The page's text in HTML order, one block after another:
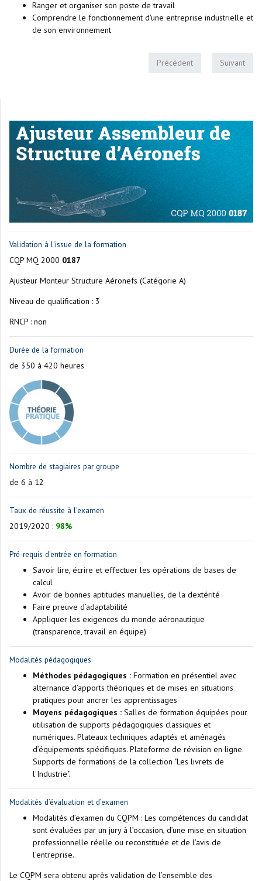
Ranger et organiser son poste de travail
Comprendre le fonctionnement d'une entreprise industrielle et
de son environnement
Précédent Suivant
Validation à l'issue de la formation
CQP MQ 2000 0187
Ajusteur Monteur Structure Aéronefs (Catégorie A)
Niveau de qualification : 3
RNCP : non
Durée de la formation
de 350 à 420 heures
Nombre de stagiaires par groupe
de 6 à 12
Taux de réussite à l'examen
2019/2020 : 98%
Pré-requis d'entrée en formation
Savoir lire, écrire et effectuer les opérations de bases de
calcul
Avoir de bonnes aptitudes manuelles, de la dextérité
Faire preuve d’adaptabilité
Appliquer les exigences du monde aéronautique
(transparence, travail en équipe)
Modalités pédagogiques
Méthodes pédagogiques : Formation en présentiel avec
alternance d’apports théoriques et de mises en situations
pratiques pour ancrer les apprentissages
Moyens pédagogiques : Salles de formation équipées pour
utilisation de supports pédagogiques classiques et
numériques. Plateaux techniques adaptés et aménagés
d’équipements spécifiques. Plateforme de révision en ligne.
Supports de formations de la collection "Les livrets de
l'Industrie".
Modalités d’évaluation et d’examen
Modalités d’examen du CQPM : Les compétences du candidat
sont évaluées par un jury à l’occasion, d’une mise en situation
professionnelle réelle ou reconstituée et de l’avis de
l’entreprise.
Le CQPM sera obtenu après validation de l’ensemble des